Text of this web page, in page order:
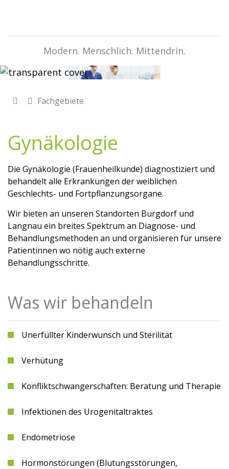
Modern. Menschlich. Mittendrin.
Fachgebiete
Gynäkologie
Die Gynäkologie (Frauenheilkunde) diagnostiziert und
behandelt alle Erkrankungen der weiblichen
Geschlechts- und Fortpflanzungsorgane.
Wir bieten an unseren Standorten Burgdorf und
Langnau ein breites Spektrum an Diagnose- und
Behandlungsmethoden an und organisieren für unsere
Patientinnen wo nötig auch externe
Behandlungsschritte.
Was wir behandeln
Unerfüllter Kinderwunsch und Sterilität
Verhütung
Konfliktschwangerschaften: Beratung und Therapie
Infektionen des Urogenitaltraktes
Endometriose
Hormonstörungen (Blutungsstörungen,